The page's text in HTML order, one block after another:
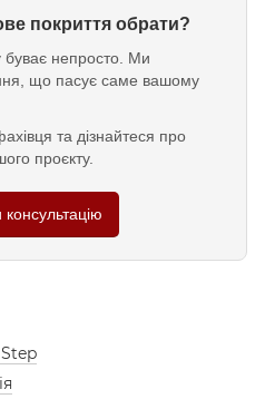
покриття обрати?
буває непросто. Ми
що пасує саме вашому
та дізнайтеся про
проєкту.